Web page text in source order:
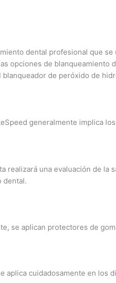
dental profesional que
opciones de
de peróxido de
generalmente implica
realizará una evaluación de la
dental.
se aplican protectores de
aplica cuidadosamente en los